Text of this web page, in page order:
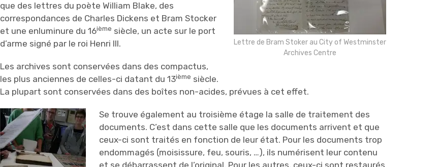
Lettre de Bram Stoker au City of Westminster
Archives Centre
que des lettres du poète William Blake, des
correspondances de Charles Dickens et Bram Stocker
et une enluminure du 16ième siècle, un acte sur le port
d’arme signé par le roi Henri III.
Les archives sont conservées dans des compactus,
les plus anciennes de celles-ci datant du 13ième siècle.
La plupart sont conservées dans des boîtes non-acides, prévues à cet effet.
Se trouve également au troisième étage la salle de traitement des
documents. C’est dans cette salle que les documents arrivent et que
ceux-ci sont traités en fonction de leur état. Pour les documents trop
endommagés (moisissure, feu, souris, …), ils numérisent leur contenu